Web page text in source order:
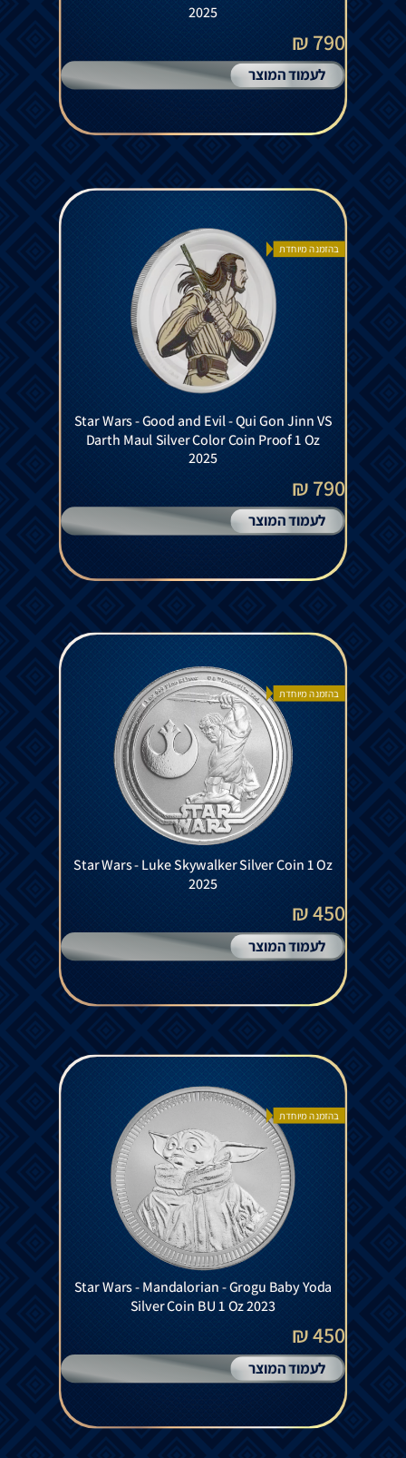
2025
790 ₪
לעמוד המוצר
בהזמנה מיוחדת
Star Wars - Good and Evil - Qui Gon Jinn VS
Darth Maul Silver Color Coin Proof 1 Oz
2025
790 ₪
לעמוד המוצר
בהזמנה מיוחדת
Star Wars - Luke Skywalker Silver Coin 1 Oz
2025
450 ₪
לעמוד המוצר
בהזמנה מיוחדת
Star Wars - Mandalorian - Grogu Baby Yoda
Silver Coin BU 1 Oz 2023
450 ₪
לעמוד המוצר